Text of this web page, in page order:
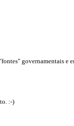
governamentais e
:-)